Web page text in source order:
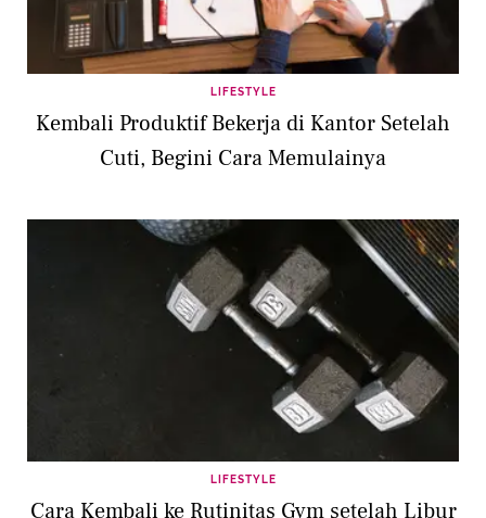
LIFESTYLE
Kembali Produktif Bekerja di Kantor Setelah
Cuti, Begini Cara Memulainya
LIFESTYLE
Cara Kembali ke Rutinitas Gym setelah Libur